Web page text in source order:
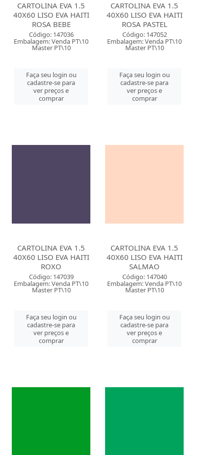
CARTOLINA EVA 1.5
40X60 LISO EVA HAITI
ROSA BEBE
Código: 147036
Embalagem: Venda PT\10
Master PT\10
Faça seu login ou
cadastre-se para
ver preços e
comprar
CARTOLINA EVA 1.5
40X60 LISO EVA HAITI
ROSA PASTEL
Código: 147052
Embalagem: Venda PT\10
Master PT\10
Faça seu login ou
cadastre-se para
ver preços e
comprar
CARTOLINA EVA 1.5
40X60 LISO EVA HAITI
ROXO
Código: 147039
Embalagem: Venda PT\10
Master PT\10
Faça seu login ou
cadastre-se para
ver preços e
comprar
CARTOLINA EVA 1.5
40X60 LISO EVA HAITI
SALMAO
Código: 147040
Embalagem: Venda PT\10
Master PT\10
Faça seu login ou
cadastre-se para
ver preços e
comprar